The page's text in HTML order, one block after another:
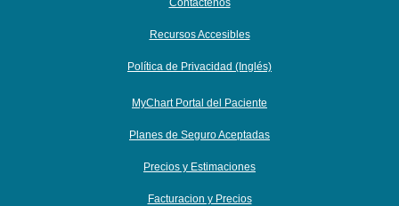
Contáctenos
Recursos Accesibles
Política de Privacidad (Inglés)
MyChart Portal del Paciente
Planes de Seguro Aceptadas
Precios y Estimaciones
Facturacion y Precios